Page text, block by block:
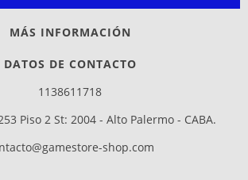
MÁS INFORMACIÓN
DATOS DE CONTACTO
1138611718
Piso 2 St: 2004 - Alto Palermo - CABA.
shop.com